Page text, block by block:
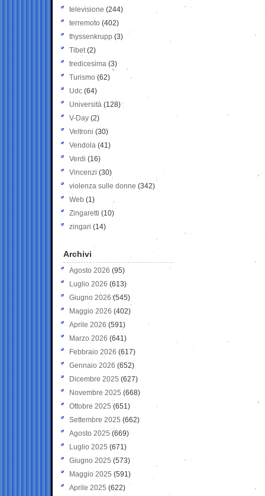
televisione(244)
terremoto (402)
thyssenkrupp (3)
Tibet(2)
tredicesima (3)
Turismo (62)
Udc (64)
Università (128)
V-Day (2)
Veltroni (30)
Vendola (41)
Verdi (16)
Vincenzi (30)
violenza sulle donne (342)
Web (1)
Zingaretti (10)
zingari (14)
Archivi
Agosto 2026 (95)
Luglio 2026 (613)
Giugno 2026 (545)
Maggio 2026 (402)
Aprile 2026 (591)
Marzo 2026 (641)
Febbraio 2026 (617)
Gennaio 2026 (652)
Dicembre 2025 (627)
Novembre 2025 (668)
Ottobre 2025 (651)
Settembre 2025 (662)
Agosto 2025 (669)
Luglio 2025 (671)
Giugno 2025 (573)
Maggio 2025 (591)
Aprile 2025 (622)